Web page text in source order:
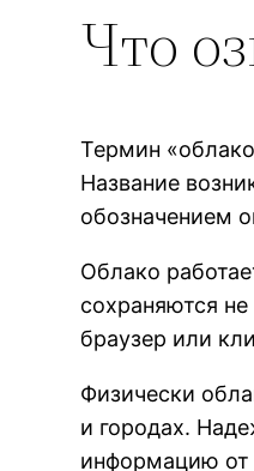
Что
Термин
Название
обозначением
Облако
сохраняются
браузер или
Физически
и городах.
информацию от